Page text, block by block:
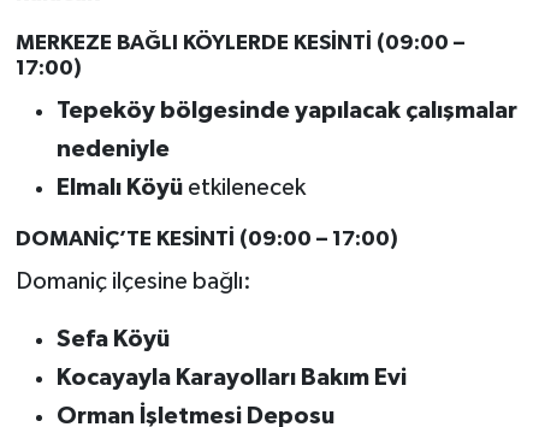
MERKEZE BAĞLI KÖYLERDE KESİNTİ (09:00 –
17:00)
Tepeköy bölgesinde yapılacak çalışmalar
nedeniyle
Elmalı Köyüetkilenecek
DOMANİÇ’TE KESİNTİ (09:00 – 17:00)
Domaniç ilçesine bağlı:
Sefa Köyü
Kocayayla Karayolları Bakım Evi
Orman İşletmesi Deposu